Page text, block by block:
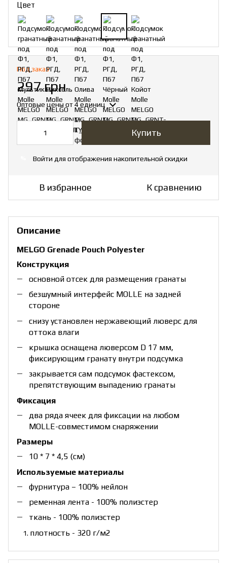
Цвет
Под заказ
297 грн
Оптовые цены от 4 единиц
Купить
Войти для отображения накопительной скидки
В избранное К сравнению
Описание
MELGO Grenade Pouch Polyester
Конструкция
основной отсек для размещения гранаты
безшумный интерфейс MOLLE на задней
стороне
снизу установлен нержавеющий люверс для
оттока влаги
крышка оснащена люверсом D 17 мм,
фиксирующим гранату внутри подсумка
закрывается сам подсумок фастексом,
препятствующим выпадению гранаты
Фиксация
два ряда ячеек для фиксации на любом
MOLLE-совместимом снаряжении
Размеры
10 * 7 * 4,5 (см)
Используемые материалы
фурнитура – 100% нейлон
ременная лента - 100% полиэстер
ткань - 100% полиэстер
плотность - 320 г/м2